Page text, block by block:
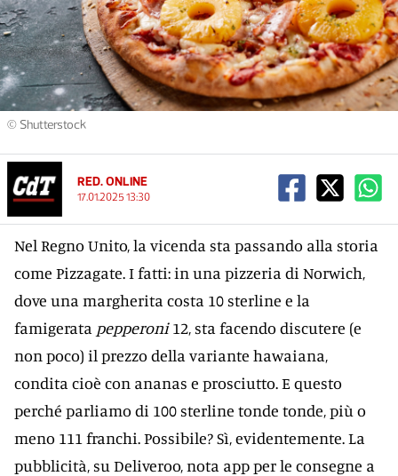
© Shutterstock
RED. ONLINE
17.01.2025 13:30
Nel Regno Unito, la vicenda sta passando alla storia
come Pizzagate. I fatti: in una pizzeria di Norwich,
dove una margherita costa 10 sterline e la
famigerata pepperoni12, sta facendo discutere (e
non poco) il prezzo della variante hawaiana,
condita cioè con ananas e prosciutto. E questo
perché parliamo di 100 sterline tonde tonde, più o
meno 111 franchi. Possibile? Sì, evidentemente. La
pubblicità, su Deliveroo, nota app per le consegne a